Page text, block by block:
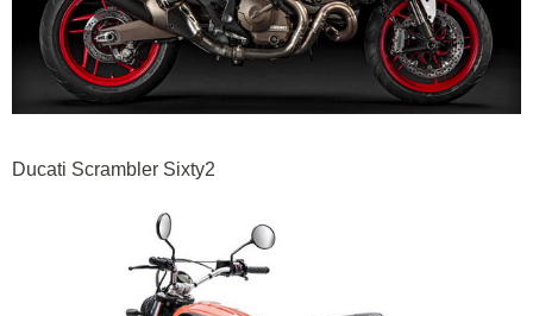
Ducati Scrambler Sixty2